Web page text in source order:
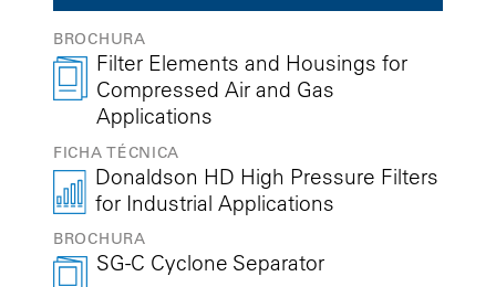
BROCHURA
Filter Elements and Housings for
Compressed Air and Gas
Applications
FICHA TÉCNICA
Donaldson HD High Pressure Filters
for Industrial Applications
BROCHURA
SG-C Cyclone Separator